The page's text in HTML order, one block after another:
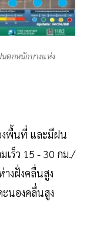
ตกหนักบางแห่ง
งพื้นที่ และมีฝน
เร็ว 15 - 30 กม./
งฝั่งคลื่นสูง
นองคลื่นสูง